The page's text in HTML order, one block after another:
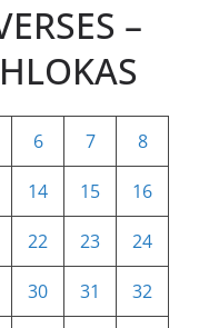
–
6 7 8
14 15 16
22 23 24
30 31 32